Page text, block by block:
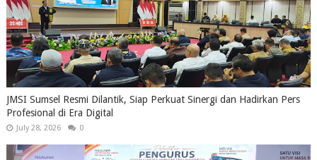
JMSI Sumsel Resmi Dilantik, Siap Perkuat Sinergi dan Hadirkan Pers
Profesional di Era Digital
July 28, 2026 0